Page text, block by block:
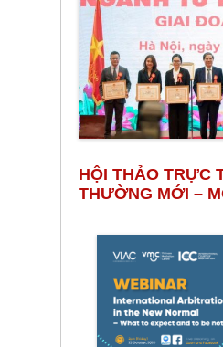
HỘI THẢO TRỰC
THƯỜNG MỚI –